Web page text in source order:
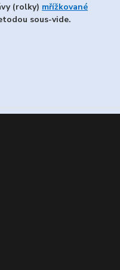
(rolky) mřížkované
sous-vide.